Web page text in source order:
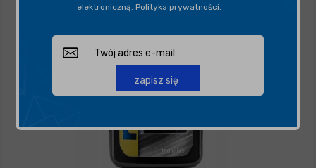
elektroniczną. Polityka prywatności.
zapisz się